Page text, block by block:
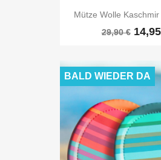
Mütze Wolle
29,90 €
BALD WIEDER DA